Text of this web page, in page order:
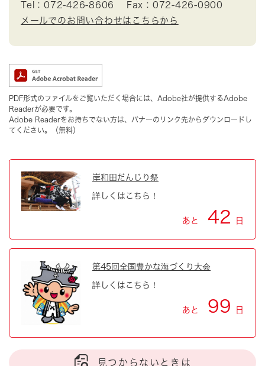
Tel：072-426-8606
Fax：072-426-0900
メールでのお問い合わせはこちらから
PDF形式のファイルをご覧いただく場合には、Adobe社が提供するAdobe
Readerが必要です。
Adobe Readerをお持ちでない方は、バナーのリンク先からダウンロードし
てください。（無料）
岸和田だんじり祭
詳しくはこちら！
あと 42 日
第45回全国豊かな海づくり大会
詳しくはこちら！
あと 99 日
見つからないときは